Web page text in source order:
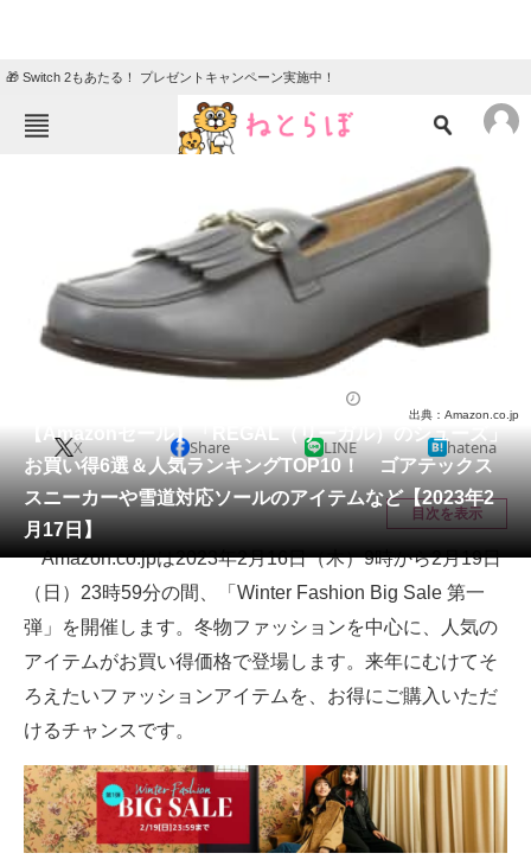
🎁 Switch 2もあたる！ プレゼントキャンペーン実施中！
クイズ
グルメ 地域
住まい
リサーチ
メディア
注目記事を集めた総合ページ
ITの今と未来を見通す
スマホと通信の最新トレンド
好きが集まる 比べて選べる
ビジネスと働き方のヒント
AI活用のいまが分かる
【Amazonセール】「REGAL（リーガル）のシューズ」
お買い得6選＆人気ランキングTOP10！ ゴアテックス
スニーカーや雪道対応ソールのアイテムなど【2023年2
月17日】
出典：Amazon.co.jp
X Share LINE hatena
目次を表示
Amazon.co.jpは2023年2月16日（木）9時から2月19日
（日）23時59分の間、「Winter Fashion Big Sale 第一
弾」を開催します。冬物ファッションを中心に、人気の
アイテムがお買い得価格で登場します。来年にむけてそ
ろえたいファッションアイテムを、お得にご購入いただ
けるチャンスです。